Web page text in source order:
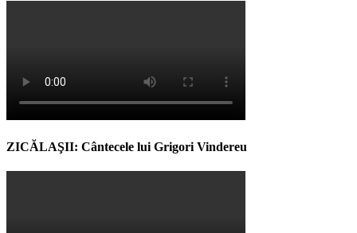
ZICĂLAŞII: Cântecele lui Grigori Vindereu